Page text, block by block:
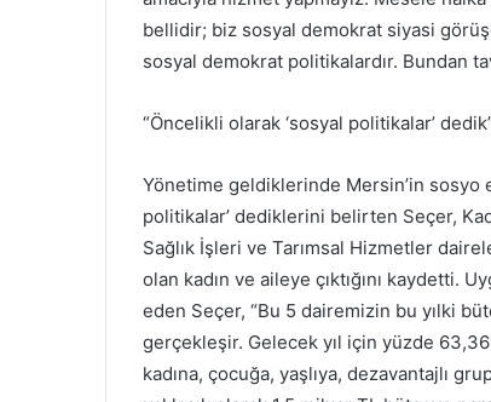
bellidir; biz sosyal demokrat siyasi
sosyal demokrat politikalardır. Bundan
“Öncelikli olarak ‘sosyal politikalar’
Yönetime geldiklerinde Mersin’in sosyo
politikalar’ dediklerini belirten Seçer,
Sağlık İşleri ve Tarımsal Hizmetler
olan kadın ve aileye çıktığını kaydetti.
eden Seçer, “Bu 5 dairemizin bu yılki
gerçekleşir. Gelecek yıl için yüzde
kadına, çocuğa, yaşlıya, dezavantajlı